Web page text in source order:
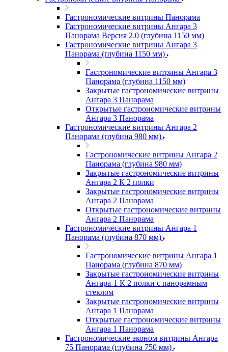
Гастрономические витрины Панорама
Гастрономические витрины Ангара 3
Панорама Версия 2.0 (глубина 1150 мм)
Гастрономические витрины Ангара 3
Панорама (глубина 1150 мм)
Гастрономические витрины Ангара 3
Панорама (глубина 1150 мм)
Закрытые гастрономические витрины
Ангара 3 Панорама
Открытые гастрономические витрины
Ангара 3 Панорама
Гастрономические витрины Ангара 2
Панорама (глубина 980 мм)
Гастрономические витрины Ангара 2
Панорама (глубина 980 мм)
Закрытые гастрономические витрины
Ангара 2 К 2 полки
Закрытые гастрономические витрины
Ангара 2 Панорама
Открытые гастрономические витрины
Ангара 2 Панорама
Гастрономические витрины Ангара 1
Панорама (глубина 870 мм)
Гастрономические витрины Ангара 1
Панорама (глубина 870 мм)
Закрытые гастрономические витрины
Ангара-1 К 2 полки с панорамным
стеклом
Закрытые гастрономические витрины
Ангара 1 Панорама
Открытые гастрономические витрины
Ангара 1 Панорама
Гастрономические эконом витрины Ангара
75 Панорама (глубина 750 мм)